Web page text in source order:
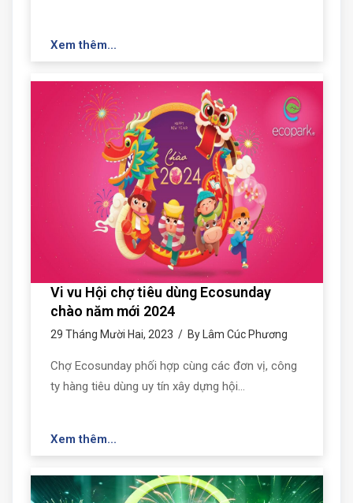
Xem thêm...
Vi vu Hội chợ tiêu dùng Ecosunday
chào năm mới 2024
29 Tháng Mười Hai, 2023 / By Lâm Cúc Phương
Chợ Ecosunday phối hợp cùng các đơn vị, công
ty hàng tiêu dùng uy tín xây dựng hội…
Xem thêm...